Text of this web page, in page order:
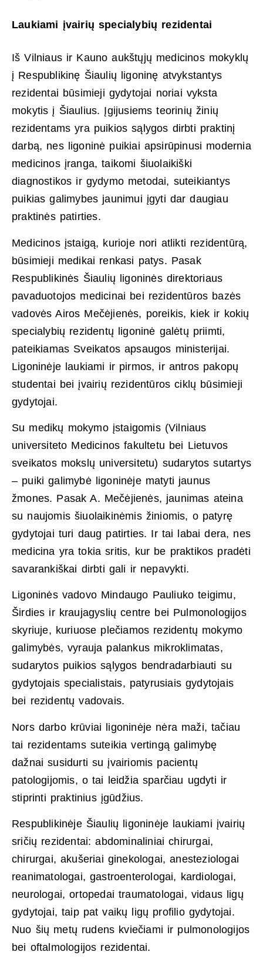
Laukiami įvairių specialybių rezidentai
Iš Vilniaus ir Kauno aukštųjų medicinos mokyklų
į Respublikinę Šiaulių ligoninę atvykstantys
rezidentai būsimieji gydytojai noriai vyksta
mokytis į Šiaulius. Įgijusiems teorinių žinių
rezidentams yra puikios sąlygos dirbti praktinį
darbą, nes ligoninė puikiai apsirūpinusi modernia
medicinos įranga, taikomi šiuolaikiški
diagnostikos ir gydymo metodai, suteikiantys
puikias galimybes jaunimui įgyti dar daugiau
praktinės patirties.
Medicinos įstaigą, kurioje nori atlikti rezidentūrą,
būsimieji medikai renkasi patys. Pasak
Respublikinės Šiaulių ligoninės direktoriaus
pavaduotojos medicinai bei rezidentūros bazės
vadovės Airos Mečėjienės, poreikis, kiek ir kokių
specialybių rezidentų ligoninė galėtų priimti,
pateikiamas Sveikatos apsaugos ministerijai.
Ligoninėje laukiami ir pirmos, ir antros pakopų
studentai bei įvairių rezidentūros ciklų būsimieji
gydytojai.
Su medikų mokymo įstaigomis (Vilniaus
universiteto Medicinos fakultetu bei Lietuvos
sveikatos mokslų universitetu) sudarytos sutartys
– puiki galimybė ligoninėje matyti jaunus
žmones. Pasak A. Mečėjienės, jaunimas ateina
su naujomis šiuolaikinėmis žiniomis, o patyrę
gydytojai turi daug patirties. Ir tai labai dera, nes
medicina yra tokia sritis, kur be praktikos pradėti
savarankiškai dirbti gali ir nepavykti.
Ligoninės vadovo Mindaugo Pauliuko teigimu,
Širdies ir kraujagyslių centre bei Pulmonologijos
skyriuje, kuriuose plečiamos rezidentų mokymo
galimybės, vyrauja palankus mikroklimatas,
sudarytos puikios sąlygos bendradarbiauti su
gydytojais specialistais, patyrusiais gydytojais
bei rezidentų vadovais.
Nors darbo krūviai ligoninėje nėra maži, tačiau
tai rezidentams suteikia vertingą galimybę
dažnai susidurti su įvairiomis pacientų
patologijomis, o tai leidžia sparčiau ugdyti ir
stiprinti praktinius įgūdžius.
Respublikinėje Šiaulių ligoninėje laukiami įvairių
sričių rezidentai: abdominaliniai chirurgai,
chirurgai, akušeriai ginekologai, anesteziologai
reanimatologai, gastroenterologai, kardiologai,
neurologai, ortopedai traumatologai, vidaus ligų
gydytojai, taip pat vaikų ligų profilio gydytojai.
Nuo šių metų rudens kviečiami ir pulmonologijos
bei oftalmologijos rezidentai.